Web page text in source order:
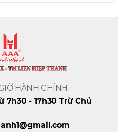
HÀNH CHÍNH
7h30 - 17h30 Trừ Chủ